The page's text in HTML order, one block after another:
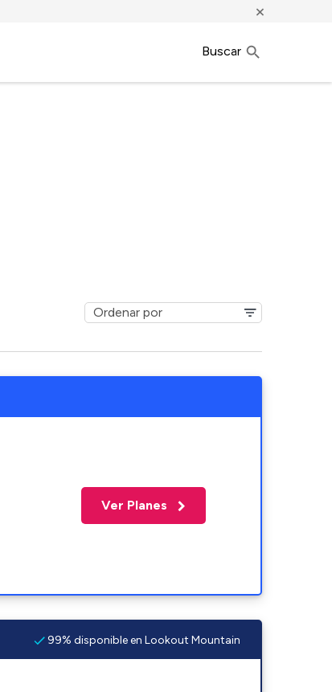
×
Buscar
Ver Planes
99% disponible en Lookout Mountain